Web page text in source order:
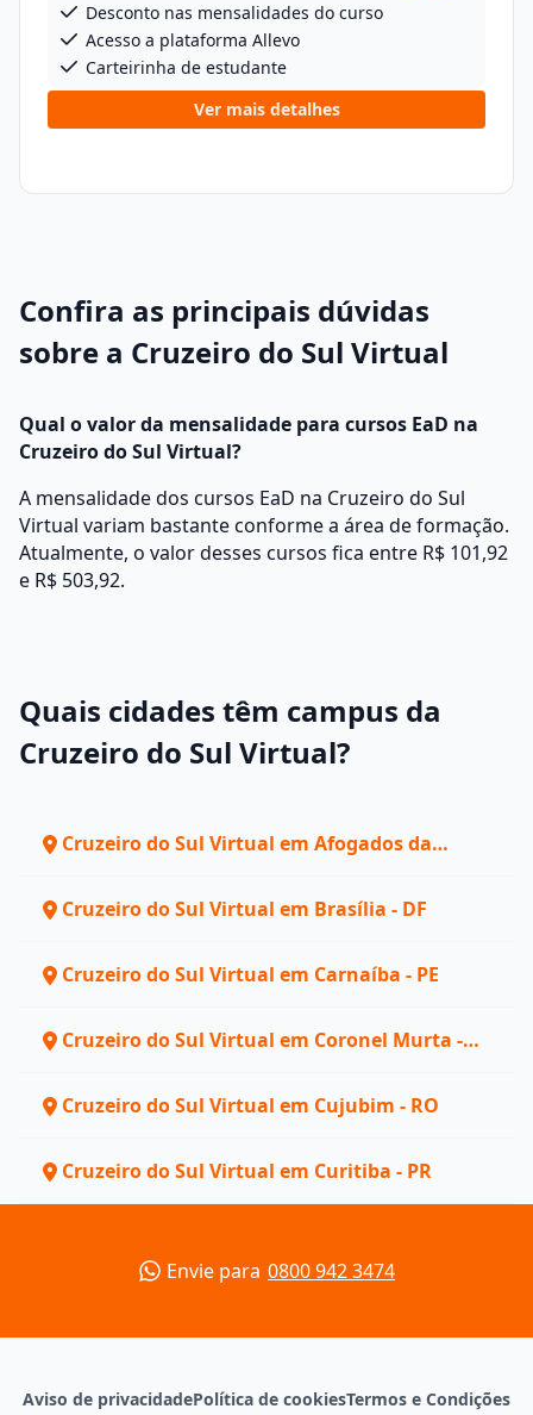
Desconto nas mensalidades do curso
Acesso a plataforma Allevo
Carteirinha de estudante
Ver mais detalhes
Confira as principais dúvidas
sobre a Cruzeiro do Sul Virtual
Qual o valor da mensalidade para cursos EaD na
Cruzeiro do Sul Virtual?
A mensalidade dos cursos EaD na Cruzeiro do Sul
Virtual variam bastante conforme a área de formação.
Atualmente, o valor desses cursos fica entre R$ 101,92
e R$ 503,92.
Quais cidades têm campus da
Cruzeiro do Sul Virtual?
Cruzeiro do Sul Virtual em Afogados da
Cruzeiro do Sul Virtual em Brasília - DF
Cruzeiro do Sul Virtual em Carnaíba - PE
Cruzeiro do Sul Virtual em Coronel Murta -
Cruzeiro do Sul Virtual em Cujubim - RO
Cruzeiro do Sul Virtual em Curitiba - PR
Envie para 0800 942 3474
Aviso de privacidadePolítica de cookiesTermos e Condições